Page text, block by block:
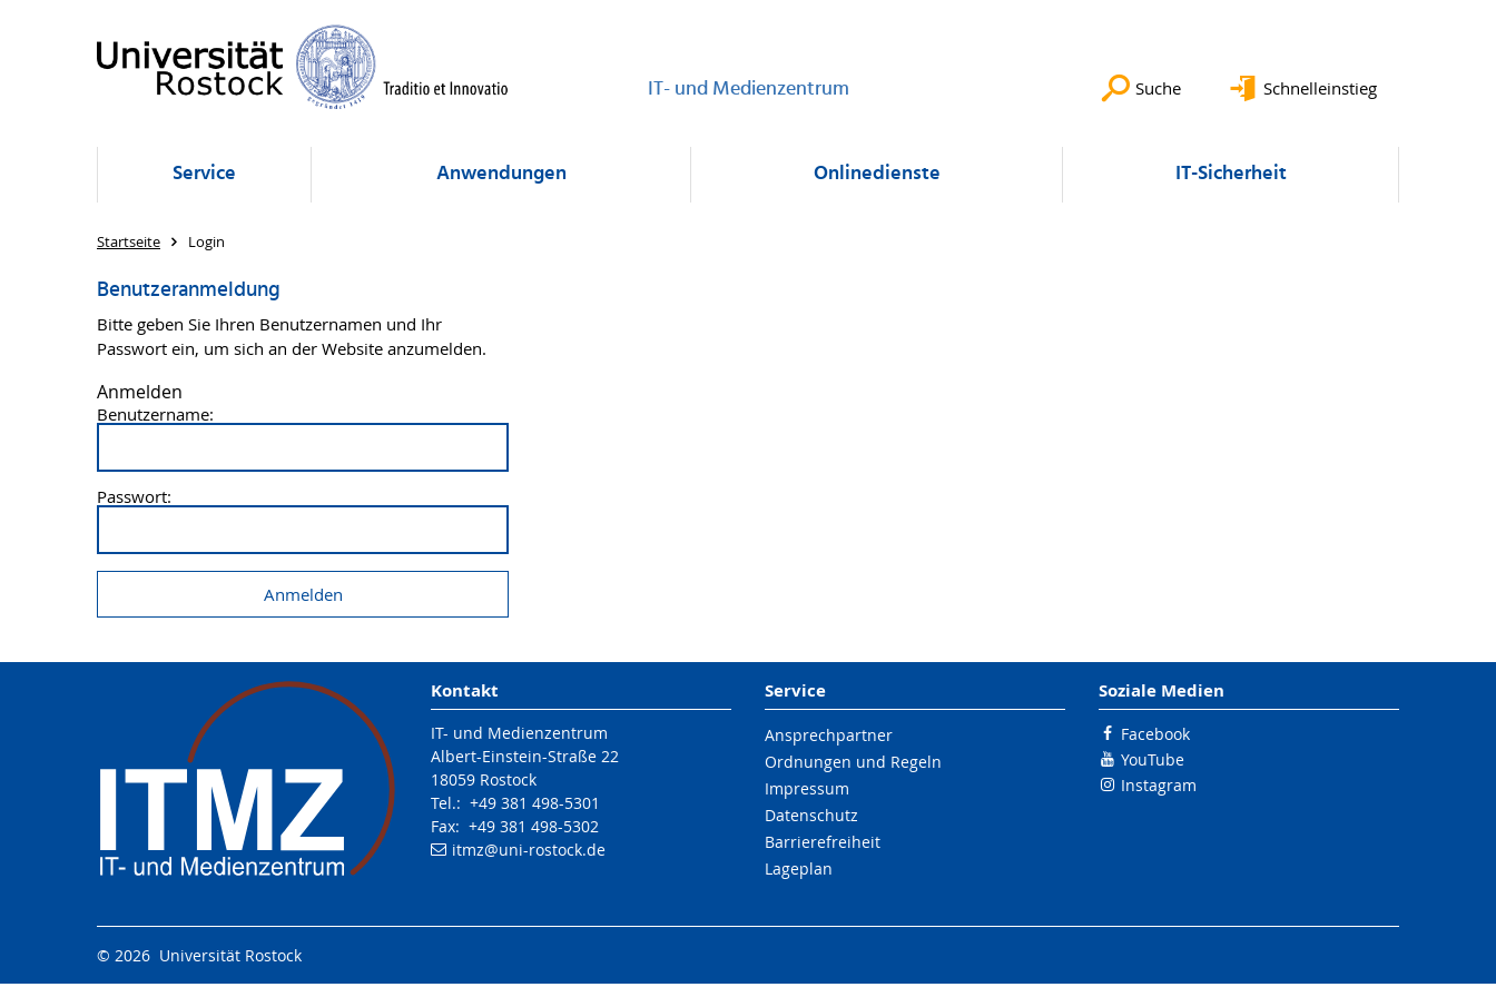
IT- und Medienzentrum Suche Schnelleinstieg
Service Anwendungen Onlinedienste IT-Sicherheit
Startseite Login
Benutzeranmeldung
Bitte geben Sie Ihren Benutzernamen und Ihr
Passwort ein, um sich an der Website anzumelden.
Anmelden
Benutzername:
Passwort:
Kontakt
IT- und Medienzentrum
Albert-Einstein-Straße 22
18059 Rostock
Tel.: +49 381 498-5301
Fax: +49 381 498-5302
itmz@uni-rostock.de
Service
Ansprechpartner
Ordnungen und Regeln
Impressum
Datenschutz
Barrierefreiheit
Lageplan
Soziale Medien
Facebook
YouTube
Instagram
© 2026 Universität Rostock